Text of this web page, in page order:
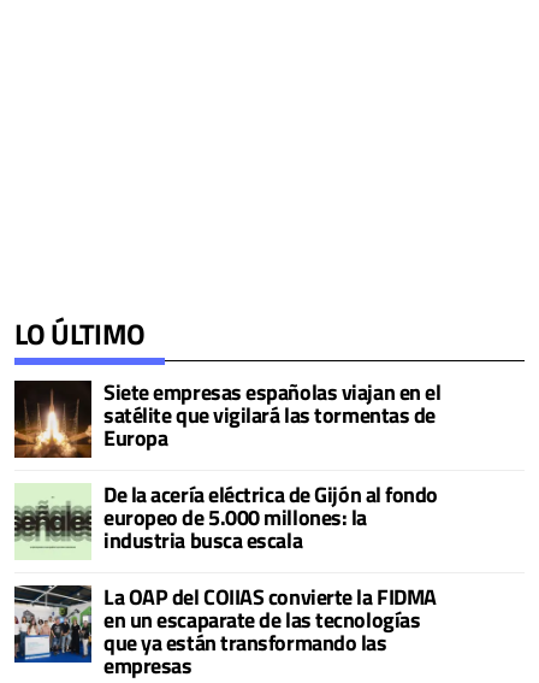
LO ÚLTIMO
Siete empresas españolas viajan en el
satélite que vigilará las tormentas de
Europa
De la acería eléctrica de Gijón al fondo
europeo de 5.000 millones: la
industria busca escala
La OAP del COIIAS convierte la FIDMA
en un escaparate de las tecnologías
que ya están transformando las
empresas